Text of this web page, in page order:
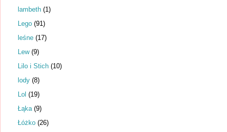
lambeth (1)
Lego (91)
leśne (17)
Lew (9)
Lilo i Stich (10)
lody (8)
Lol (19)
Łąka (9)
Łóżko (26)